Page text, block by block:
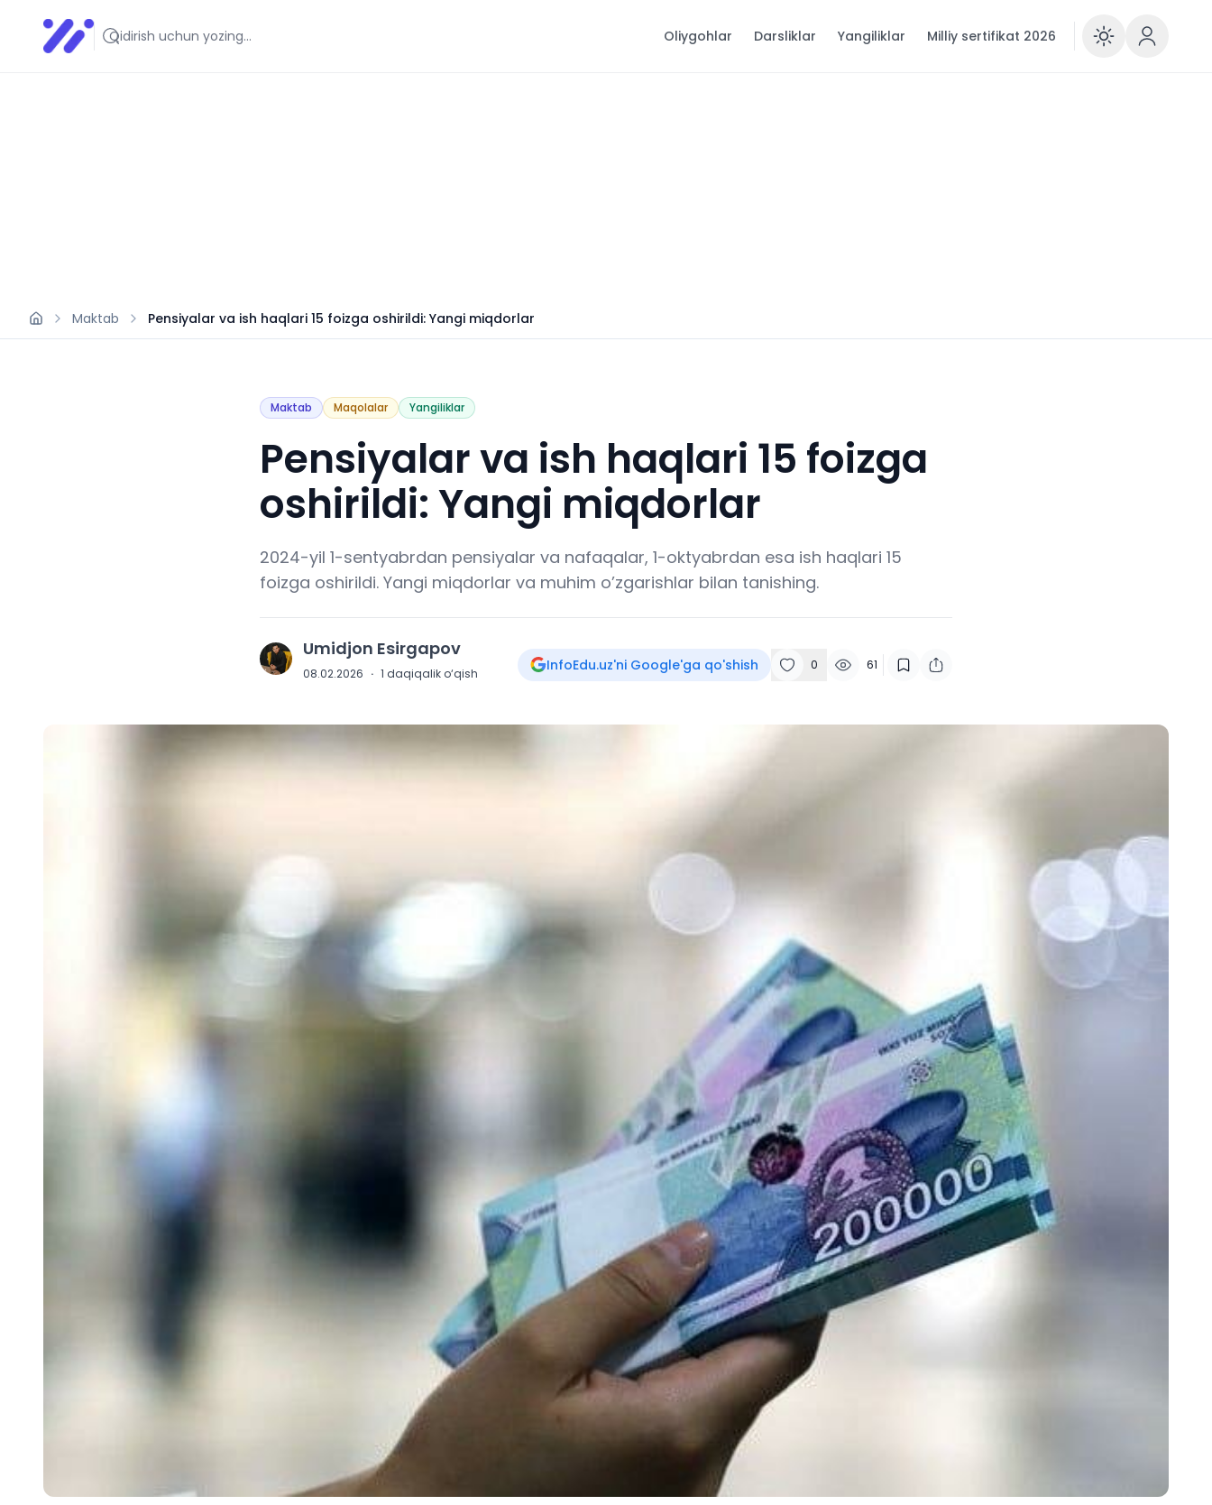
Infoedu
Ta&#039;lim xabarlari va yangiliklari Oliygohlar Darsliklar Yangiliklar Milliy sertifikat 2026
Maktab Pensiyalar va ish haqlari 15 foizga oshirildi: Yangi miqdorlar
Maktab Maqolalar Yangiliklar
Pensiyalar va ish haqlari 15 foizga
oshirildi: Yangi miqdorlar
2024-yil 1-sentyabrdan pensiyalar va nafaqalar, 1-oktyabrdan esa ish haqlari 15
foizga oshirildi. Yangi miqdorlar va muhim o’zgarishlar bilan tanishing.
U Umidjon Esirgapov
08.02.2026 · 1 daqiqalik o‘qish InfoEdu.uz'ni Google'ga qo'shish 0 61